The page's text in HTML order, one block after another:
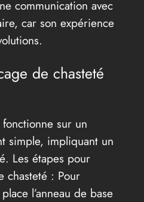
communication avec
car son expérience
de chasteté
sur un
simple, impliquant un
Les étapes pour
chasteté : Pour
l’anneau de base